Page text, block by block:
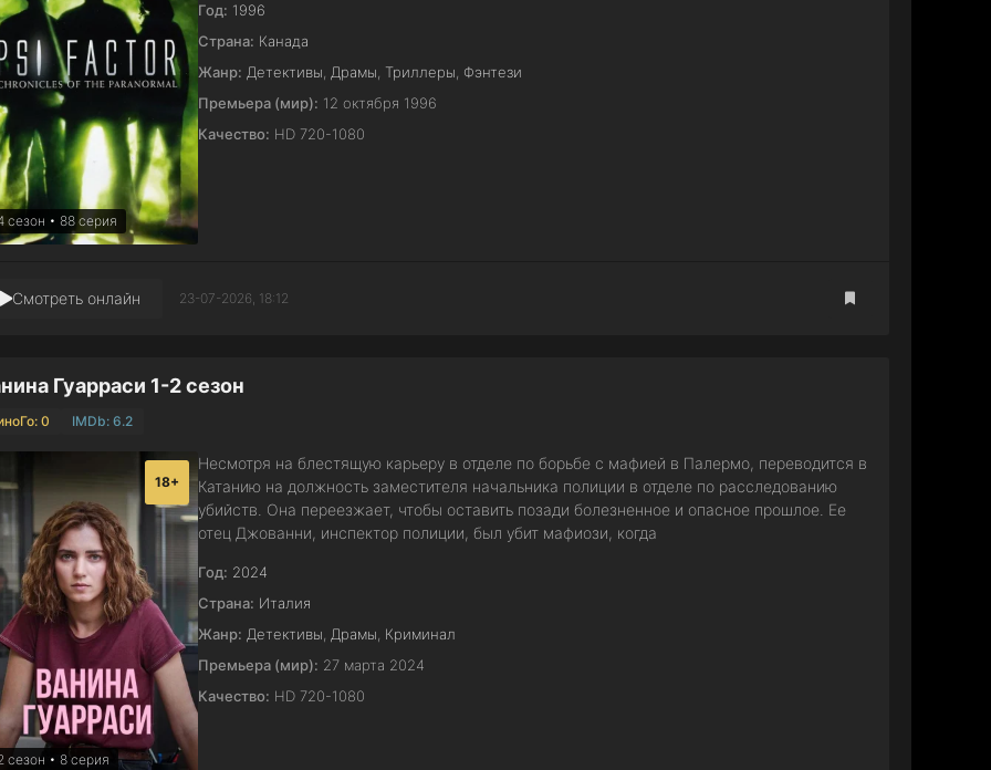
сезон • 88 серия
Год: 1996
Страна: Канада
Жанр: Детективы, Драмы, Триллеры, Фэнтези
Премьера (мир): 12 октября 1996
Качество: HD 720-1080
Смотреть онлайн 23-07-2026, 18:12
Гуарраси 1-2 сезон
0 IMDb: 6.2
сезон • 8 серия
18+
Несмотря на блестящую карьеру в отделе по борьбе с мафией в Палермо, переводится в
Катанию на должность заместителя начальника полиции в отделе по расследованию
убийств. Она переезжает, чтобы оставить позади болезненное и опасное прошлое. Ее
отец Джованни, инспектор полиции, был убит мафиози, когда
Год: 2024
Страна: Италия
Жанр: Детективы, Драмы, Криминал
Премьера (мир): 27 марта 2024
Качество: HD 720-1080